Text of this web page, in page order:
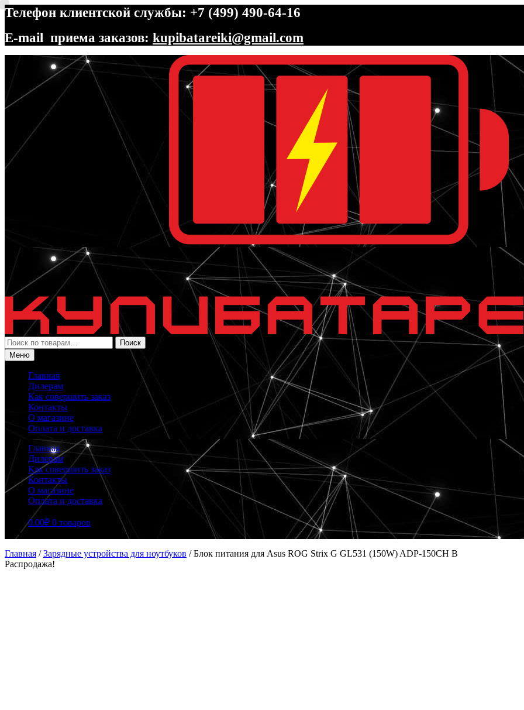
Телефон клиентской службы: +7 (499) 490-64-16
E-mail приема заказов: kupibatareiki@gmail.com
Перейти
навигации
Перейти
содержимому
Искать:
Поиск
Меню
Главная
Дилерам
Как совершить заказ
Контакты
О магазине
Оплата и доставка
Главная
Дилерам
Как совершить заказ
Контакты
О магазине
Оплата и доставка
0.00₽ 0 товаров
Главная /Зарядные устройства для ноутбуков /Блок питания для Asus ROG Strix G GL531 (150W) ADP-150CH B
Распродажа!